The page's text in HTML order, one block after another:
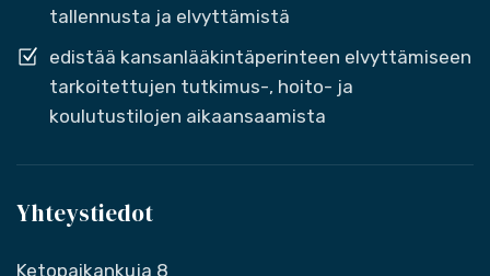
tallennusta ja elvyttämistä
edistää kansanlääkintäperinteen elvyttämiseen
tarkoitettujen tutkimus-, hoito- ja
koulutustilojen aikaansaamista
Yhteystiedot
Ketopaikankuja 8